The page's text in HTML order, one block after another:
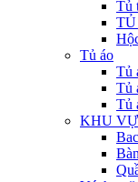
Tủ
Tủ áo
Tủ
Tủ
Tủ
KHU